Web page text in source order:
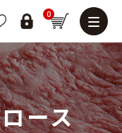
0
ース